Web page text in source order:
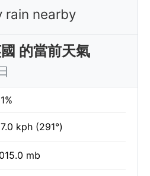
rain nearby
的當前天氣
kph (291°)
mb